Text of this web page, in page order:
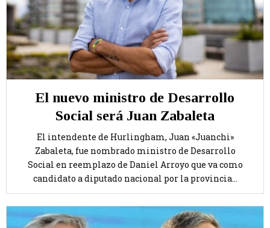
El nuevo ministro de Desarrollo
Social será Juan Zabaleta
El intendente de Hurlingham, Juan «Juanchi»
Zabaleta, fue nombrado ministro de Desarrollo
Social en reemplazo de Daniel Arroyo que va como
candidato a diputado nacional por la provincia...